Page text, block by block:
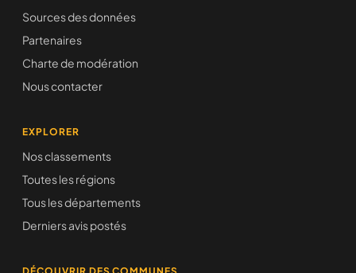
Sources des données
Partenaires
Charte de modération
Nous contacter
EXPLORER
Nos classements
Toutes les régions
Tous les départements
Derniers avis postés